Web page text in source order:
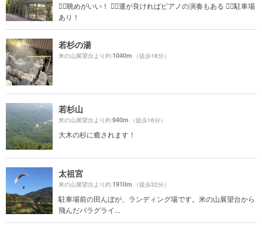
☝🏻眺めがいい！ ☝🏻運が良ければピアノの演奏もある ☝🏻駐車場
あり！
若杉の湯
米の山展望台より約1040m （徒歩18分）
若杉山
米の山展望台より約940m （徒歩16分）
大木の杉に癒されます！
太祖宮
米の山展望台より約1910m （徒歩32分）
駐車場前の田んぼが、ランディング場です。米の山展望台から
飛んだパラグライ...